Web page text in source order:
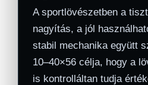
A sportlövészetben a
nagyítás, a jól
stabil mechanika együtt
10–40×56 célja, hogy a
is kontrolláltan tudja